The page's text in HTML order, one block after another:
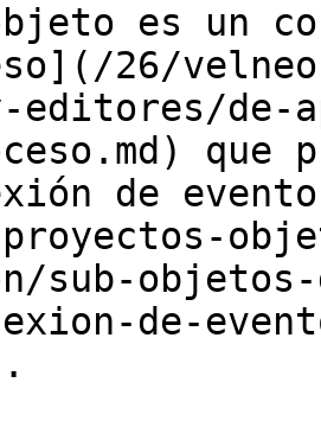
es un
26/
editores/de-
que
de
sub-
de-